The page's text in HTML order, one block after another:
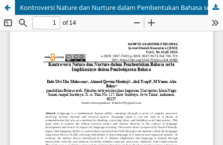
Kontroversi Nature dan Nurture dalam Pembentukan Bahasa serta Implikasinya dalam Pembelajaran Bahasa